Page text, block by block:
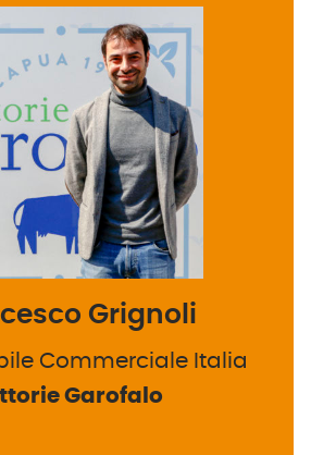
Grignoli
Commerciale Italia
Garofalo